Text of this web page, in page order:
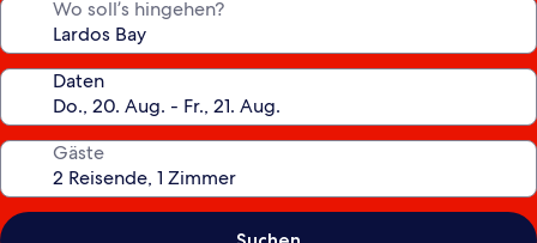
Wo soll’s hingehen?
Daten
Gäste